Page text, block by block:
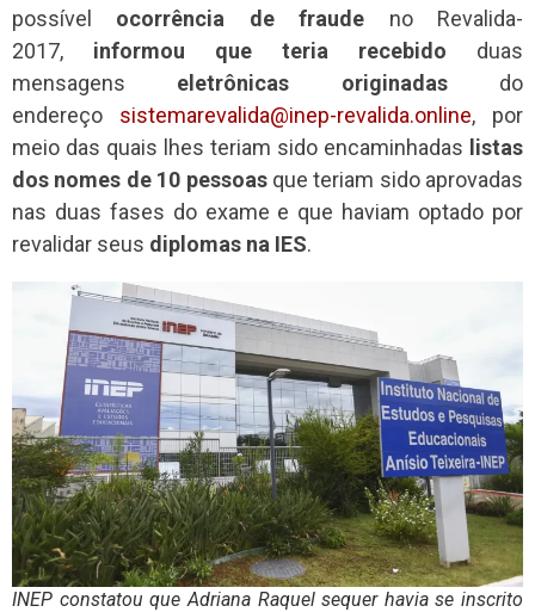
possível ocorrência de fraude no Revalida-
2017, informou que teria recebido duas
mensagens eletrônicas originadasdo
endereço sistemarevalida@inep-revalida.online, por
meio das quais lhes teriam sido encaminhadas listas
dos nomes de 10 pessoasque teriam sido aprovadas
nas duas fases do exame e que haviam optado por
revalidar seus diplomas na IES.
INEP constatou que Adriana Raquel sequer havia se inscrito